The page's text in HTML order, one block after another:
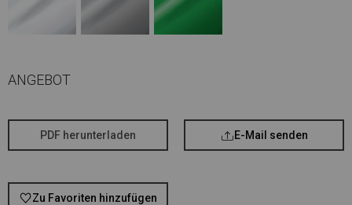
ANGEBOT
PDF herunterladen E-Mail senden
Zu Favoriten hinzufügen